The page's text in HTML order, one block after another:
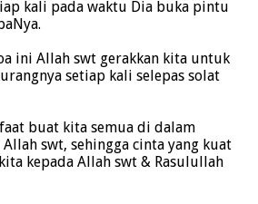
kali pada waktu Dia buka pintu
ini Allah swt gerakkan kita untuk
setiap kali selepas solat
buat kita semua di dalam
swt, sehingga cinta yang kuat
kepada Allah swt & Rasulullah